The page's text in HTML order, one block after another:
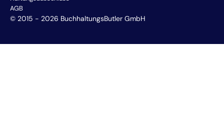
AGB
© 2015 - 2026 BuchhaltungsButler GmbH